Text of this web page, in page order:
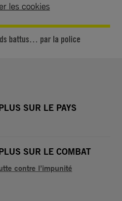
les cookies
battus… par la police
SUR LE PAYS
SUR LE COMBAT
contre l’impunité